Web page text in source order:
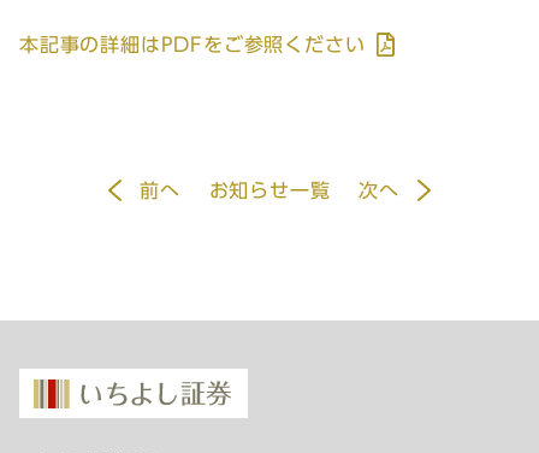
本記事の詳細はPDFをご参照ください
前へ お知らせ一覧 次へ